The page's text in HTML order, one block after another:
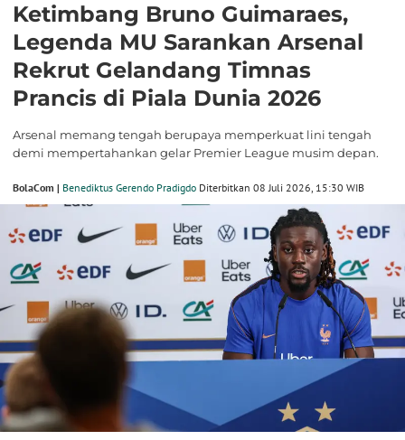
Ketimbang Bruno Guimaraes,
Legenda MU Sarankan Arsenal
Rekrut Gelandang Timnas
Prancis di Piala Dunia 2026
Arsenal memang tengah berupaya memperkuat lini tengah
demi mempertahankan gelar Premier League musim depan.
BolaCom | Benediktus Gerendo Pradigdo Diterbitkan 08 Juli 2026, 15:30 WIB